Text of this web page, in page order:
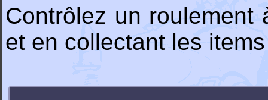
Contrôlez un
et en collectant les